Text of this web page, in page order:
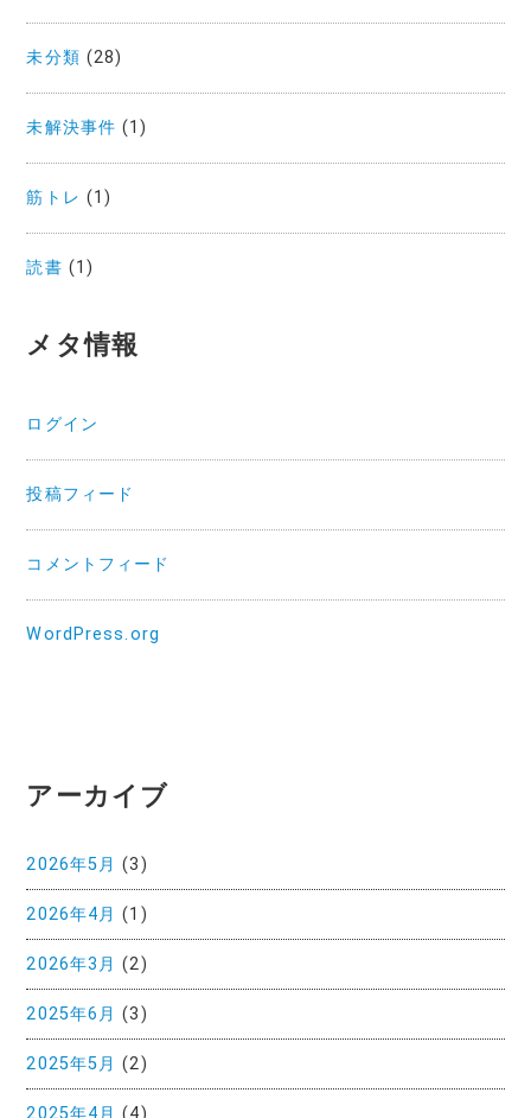
未分類 (28)
未解決事件 (1)
筋トレ (1)
読書 (1)
メタ情報
ログイン
投稿フィード
コメントフィード
WordPress.org
アーカイブ
2026年5月 (3)
2026年4月 (1)
2026年3月 (2)
2025年6月 (3)
2025年5月 (2)